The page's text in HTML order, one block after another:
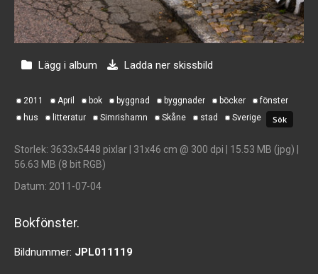
Lägg i album Ladda ner skissbild
2011 April bok byggnad byggnader böcker
fönster
hus
litteratur Simrishamn Skåne stad Sverige
Storlek: 3633x5448 pixlar | 31x46 cm @ 300 dpi | 15.53 MB (jpg) |
56.63 MB (8 bit RGB)
Datum: 2011-07-04
Bokfönster.
Bildnummer: JPL011119